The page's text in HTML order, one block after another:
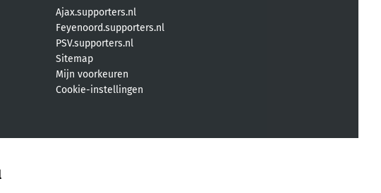
Ajax.supporters.nl
Feyenoord.supporters.nl
PSV.supporters.nl
Sitemap
Mijn voorkeuren
Cookie-instellingen